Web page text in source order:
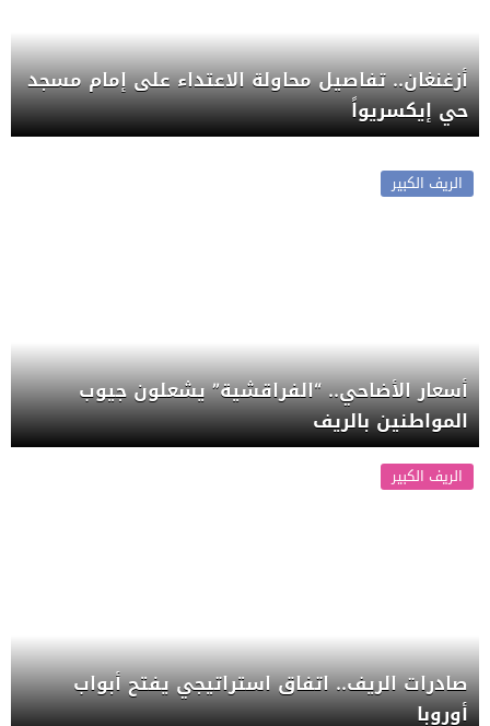
أزغنغان.. تفاصيل محاولة الاعتداء على إمام مسجد
حي إيكسريواً
الريف الكبير
أسعار الأضاحي.. “الفراقشية” يشعلون جيوب
المواطنين بالريف
الريف الكبير
صادرات الريف.. اتفاق استراتيجي يفتح أبواب
أوروبا